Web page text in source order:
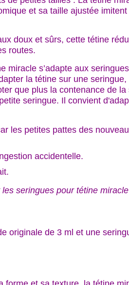
et sa taille ajustée
doux et sûrs, cette tétine
routes.
miracle s’adapte aux
la tétine sur une
que plus la contenance de
seringue. Il convient
les petites pattes des
accidentelle.
seringues pour tétine
originale de 3 ml et une